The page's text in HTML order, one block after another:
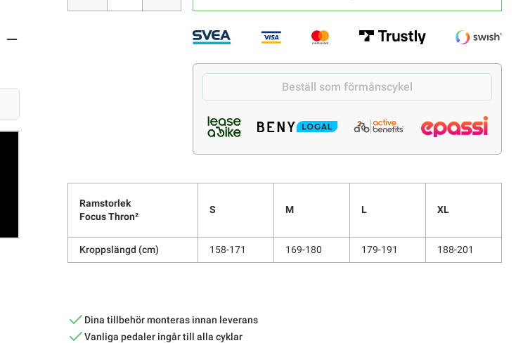
Beställ som förmånscykel
Ramstorlek
Focus Thron²
S M L XL
Kroppslängd (cm) 158-171 169-180 179-191 188-201
Dina tillbehör monteras innan leverans
Vanliga pedaler ingår till alla cyklar